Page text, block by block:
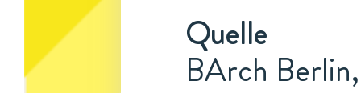
Quelle
BArch